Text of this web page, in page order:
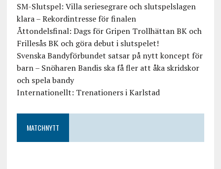
SM-Slutspel: Villa seriesegrare och slutspelslagen
klara – Rekordintresse för finalen
Åttondelsfinal: Dags för Gripen Trollhättan BK och
Frillesås BK och göra debut i slutspelet!
Svenska Bandyförbundet satsar på nytt koncept för
barn – Snöharen Bandis ska få fler att åka skridskor
och spela bandy
Internationellt: Trenationers i Karlstad
MATCHNYTT